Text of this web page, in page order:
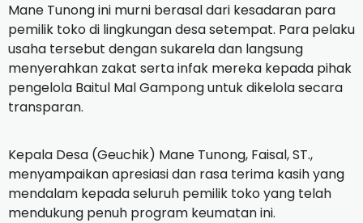
Mane Tunong ini murni berasal dari kesadaran para
pemilik toko di lingkungan desa setempat. Para pelaku
usaha tersebut dengan sukarela dan langsung
menyerahkan zakat serta infak mereka kepada pihak
pengelola Baitul Mal Gampong untuk dikelola secara
transparan.
Kepala Desa (Geuchik) Mane Tunong, Faisal, ST.,
menyampaikan apresiasi dan rasa terima kasih yang
mendalam kepada seluruh pemilik toko yang telah
mendukung penuh program keumatan ini.